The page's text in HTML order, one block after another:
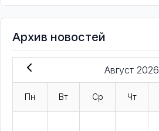
Архив новостей
Август 2026
Пн Вт Ср Чт